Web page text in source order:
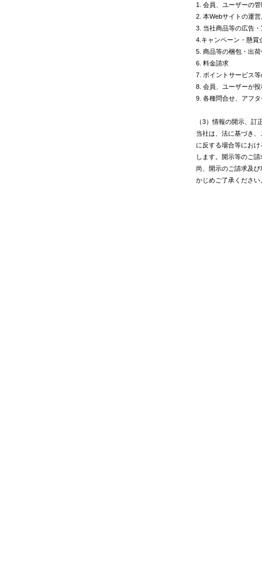
1. 会員、ユーザーの管
2. 本Webサイトの運
3. 当社商品等の広告
4.キャンペーン・懸賞
5. 商品等の梱包・出荷
6. 料金請求
7. ポイントサービス
8. 会員、ユーザーが
9. 各種問合せ、アフ
（3）情報の開示、訂
当社は、法に基づき
に反する場合等にお
します。開示等のご
尚、開示のご請求及
かじめご了承ください